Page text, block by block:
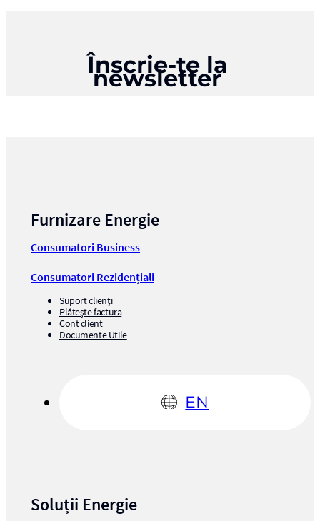
Înscrie-te la
newsletter
Furnizare Energie
Consumatori Business
Consumatori Rezidențiali
Suport clienți
Plătește factura
Cont client
Documente Utile
EN
Soluții Energie